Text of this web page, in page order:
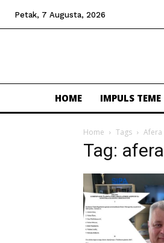
Petak, 7 Augusta, 2026
HOME IMPULS TEME
Home Tags Afera
Tag: